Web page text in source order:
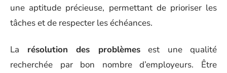
une aptitude précieuse, permettant de prioriser les
tâches et de respecter les échéances.
La résolution des problèmesest une qualité
recherchée par bon nombre d’employeurs. Être